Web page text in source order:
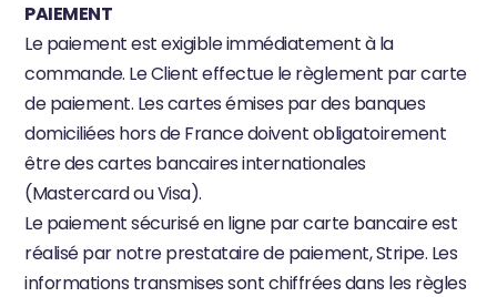
PAIEMENT
Le paiement est exigible immédiatement à la
commande. Le Client effectue le règlement par carte
de paiement. Les cartes émises par des banques
domiciliées hors de France doivent obligatoirement
être des cartes bancaires internationales
(Mastercard ou Visa).
Le paiement sécurisé en ligne par carte bancaire est
réalisé par notre prestataire de paiement, Stripe. Les
informations transmises sont chiffrées dans les règles